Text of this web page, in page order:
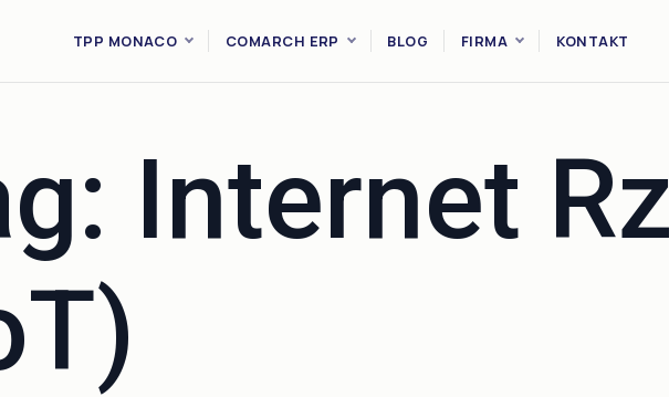
TPP MONACO COMARCH ERP BLOG FIRMA KONTAKT
Internet